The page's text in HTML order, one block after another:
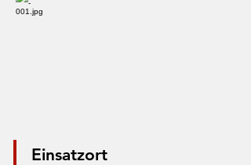
Einsatzort